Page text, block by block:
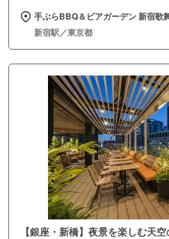
手ぶらBBQ＆ビアガーデン 新宿歌
新宿駅／東京都
【銀座・新橋】夜景を楽しむ天